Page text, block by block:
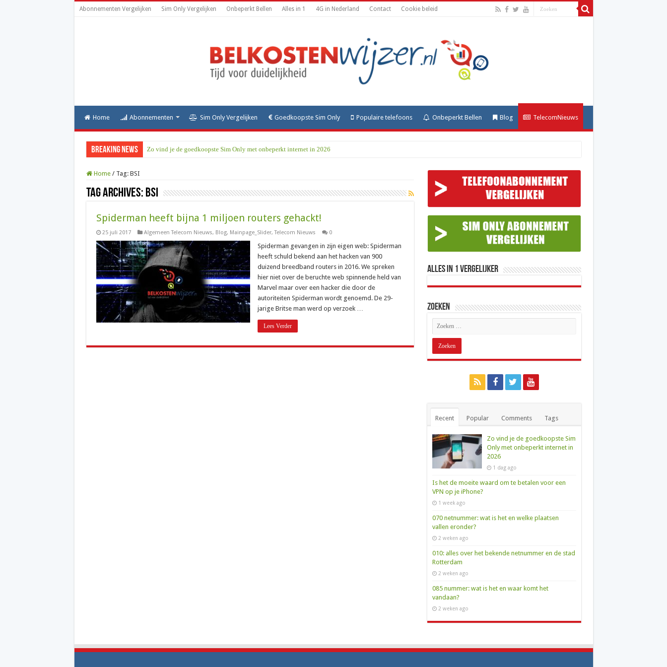
Abonnementen Vergelijken Sim Only Vergelijken Onbeperkt Bellen Alles in 1 4G in Nederland Contact Cookie beleid
Home Abonnementen Sim Only Vergelijken Goedkoopste Sim Only Populaire telefoons Onbeperkt Bellen Blog TelecomNieuws
Breaking News Zo vind je de goedkoopste Sim Only met onbeperkt internet in 2026
Home / Tag: BSI
Tag Archives: BSI
Spiderman heeft bijna 1 miljoen routers gehackt!
25 juli 2017 Algemeen Telecom Nieuws, Blog, Mainpage_Slider,Telecom Nieuws 0
Spiderman gevangen in zijn eigen web: Spiderman
heeft schuld bekend aan het hacken van 900
duizend breedband routers in 2016. We spreken
hier niet over de beruchte web spinnende held van
Marvel maar over een hacker die door de
autoriteiten Spiderman wordt genoemd. De 29-
jarige Britse man werd op verzoek …
Lees Verder
Alles in 1 Vergelijker
Zoeken
Recent Popular Comments Tags
Zo vind je de goedkoopste Sim
Only met onbeperkt internet in
2026
1 dag ago
Is het de moeite waard om te betalen voor een
VPN op je iPhone?
1 week ago
070 netnummer: wat is het en welke plaatsen
vallen eronder?
2 weken ago
010: alles over het bekende netnummer en de stad
Rotterdam
2 weken ago
085 nummer: wat is het en waar komt het
vandaan?
2 weken ago